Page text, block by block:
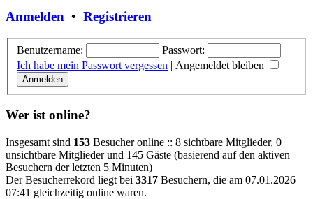
Anmelden • Registrieren
Benutzername:
Passwort:
Ich habe mein Passwort vergessen | Angemeldet bleiben
Wer ist online?
Insgesamt sind 153 Besucher online :: 8 sichtbare Mitglieder, 0
unsichtbare Mitglieder und 145 Gäste (basierend auf den aktiven
Besuchern der letzten 5 Minuten)
Der Besucherrekord liegt bei 3317 Besuchern, die am 07.01.2026
07:41 gleichzeitig online waren.